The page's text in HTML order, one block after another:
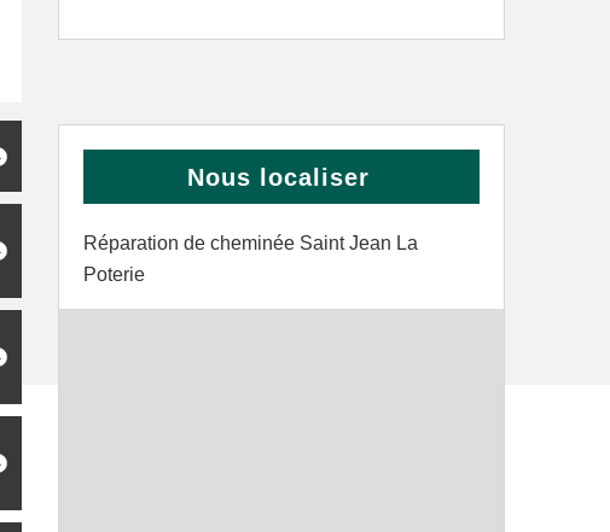
Nous localiser
Réparation de cheminée Saint Jean La
Poterie